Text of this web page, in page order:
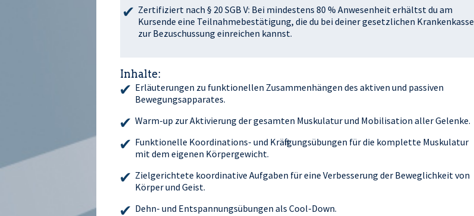
Zertifiziert nach § 20 SGB V: Bei mindestens 80 % Anwesenheit erhältst du am
Kursende eine Teilnahmebestätigung, die du bei deiner gesetzlichen Krankenkasse
zur Bezuschussung einreichen kannst.
Inhalte:
Erläuterungen zu funktionellen Zusammenhängen des aktiven und passiven
Bewegungsapparates.
Warm-up zur Aktivierung der gesamten Muskulatur und Mobilisation aller Gelenke.
Funktionelle Koordinations- und Kräftigungsübungen für die komplette Muskulatur
mit dem eigenen Körpergewicht.
Zielgerichtete koordinative Aufgaben für eine Verbesserung der Beweglichkeit von
Körper und Geist.
Dehn- und Entspannungsübungen als Cool-Down.